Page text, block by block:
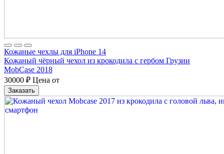
Кожаные чехлы для iPhone 14
Кожаный чёрный чехол из крокодила с гербом Грузии
MobCase 2018
30000 ₽ Цена от
Заказать